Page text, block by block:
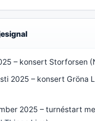
– konsert Storforsen
2025 – konsert Gröna
2025 – turnéstart